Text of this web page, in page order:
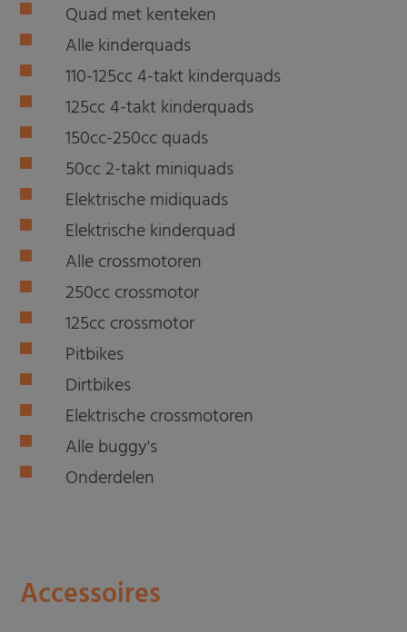
Quad met kenteken
Alle kinderquads
110-125cc 4-takt kinderquads
125cc 4-takt kinderquads
150cc-250cc quads
50cc 2-takt miniquads
Elektrische midiquads
Elektrische kinderquad
Alle crossmotoren
250cc crossmotor
125cc crossmotor
Pitbikes
Dirtbikes
Elektrische crossmotoren
Alle buggy's
Onderdelen
Accessoires